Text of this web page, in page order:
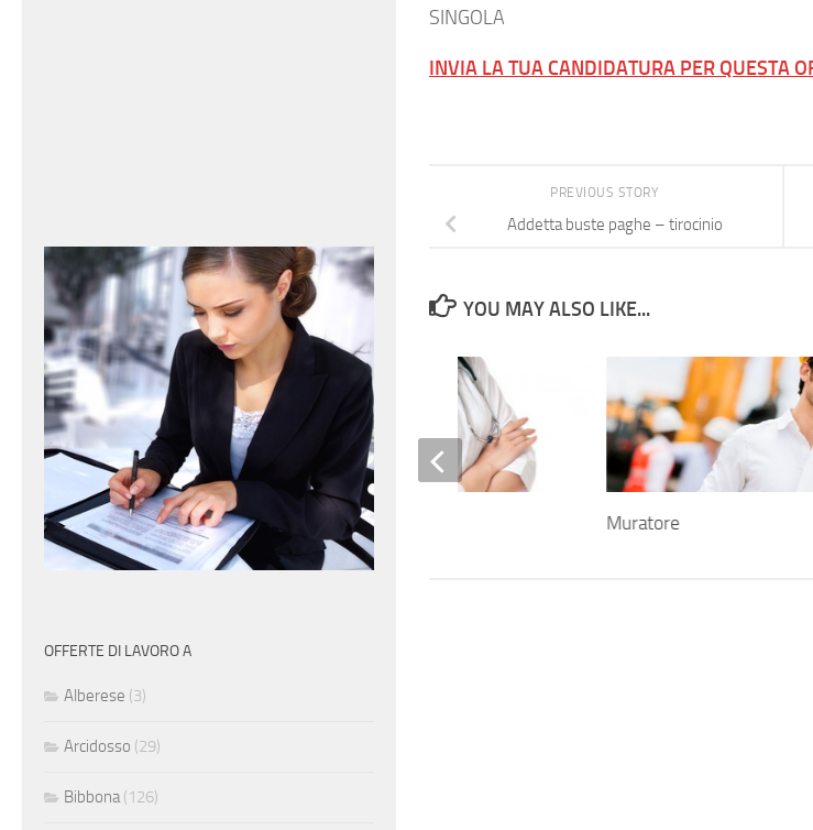
SINGOLA
INVIA LA TUA CANDIDATURA PER QUESTA
PREVIOUS STORY
Addetta buste paghe – tirocinio
YOU MAY ALSO LIKE...
Muratore
Infermieri
OFFERTE DI LAVORO A
Alberese (3)
Arcidosso (29)
Bibbona(126)